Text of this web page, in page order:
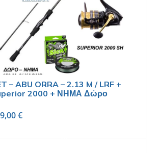
– ABU ORRA – 2.13 M / LRF +
2000 + ΝΗΜΑ Δώρο
€